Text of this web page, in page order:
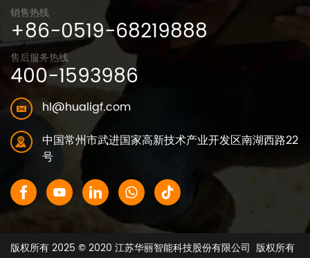
销售热线
+86-0519-68219888
售后服务热线
400-1593986
hl@hualigf.com
中国常州市武进国家高新技术产业开发区南湖西路22
号
版权所有 2025 © 2020 江苏华丽智能科技股份有限公司 版权所有